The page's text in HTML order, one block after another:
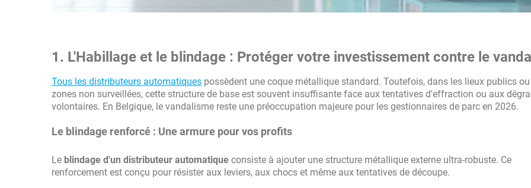
1. L'Habillage et le blindage : Protéger votre investissement contre le
Tous les distributeurs automatiques possèdent une coque métallique standard. Toutefois, dans les lieux publics
zones non surveillées, cette structure de base est souvent insuffisante face aux tentatives d'effraction ou aux
volontaires. En Belgique, le vandalisme reste une préoccupation majeure pour les gestionnaires de parc en 2026.
Le blindage renforcé : Une armure pour vos profits
Le blindage d'un distributeur automatique consiste à ajouter une structure métallique externe ultra-robuste. Ce
renforcement est conçu pour résister aux leviers, aux chocs et même aux tentatives de découpe.